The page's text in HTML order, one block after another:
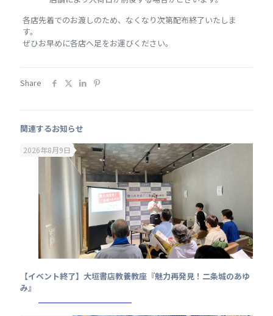
各店先着でのお渡しのため、なくなり次第配布終了いたしま
す。
ぜひお早めに各店へ足をお運びください。
Share
関連するお知らせ
2026年8月9日
【イベント終了】大垣書店教養教座『魅力再発見！二条城のあゆ
み』